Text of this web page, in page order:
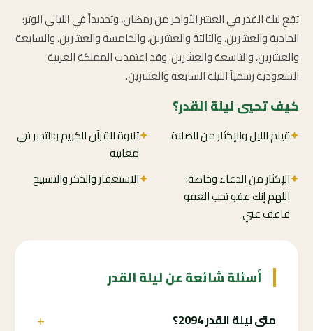
تقع ليلة القدر في العشر الأواخر من رمضان، وتحديداً في الليالي الوتر:
الحادية والعشرين، والثالثة والعشرين، والخامسة والعشرين، والسابعة
والعشرين، والتاسعة والعشرين. وقد اعتمدت المملكة العربية
السعودية رسمياً الليلة السابعة والعشرين.
كيف تحيي ليلة القدر؟
✦قيام الليل والإكثار من الصلاة ✦تلاوة القرآن الكريم والتدبر في
معانيه
✦الإكثار من الدعاء وخاصة:
اللهم إنك عفو تحب العفو
فاعف عني
✦الاستغفار والذكر والتسبيح
أسئلة شائعة عن ليلة القدر
متى ليلة القدر 2094؟ +